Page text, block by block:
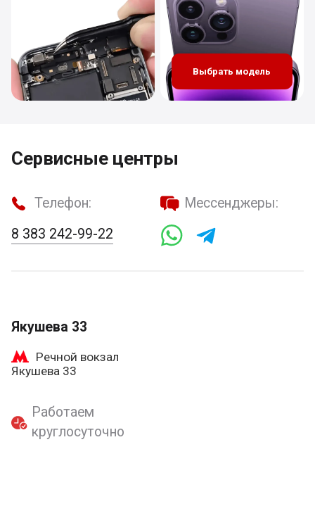
Выбрать модель
Сервисные центры
Телефон:
8 383 242-99-22
Мессенджеры:
Якушева 33
Речной вокзал
Якушева 33
Работаем
круглосуточно